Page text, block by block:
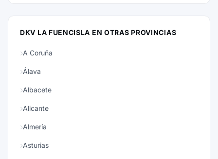
DKV LA FUENCISLA EN OTRAS PROVINCIAS
A Coruña
Álava
Albacete
Alicante
Almería
Asturias